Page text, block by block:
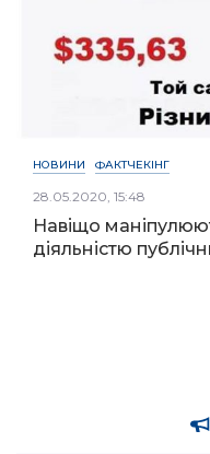
НОВИНИ ФАКТЧЕКІНГ
28.05.2020, 15:48
Навіщо
діяльністю